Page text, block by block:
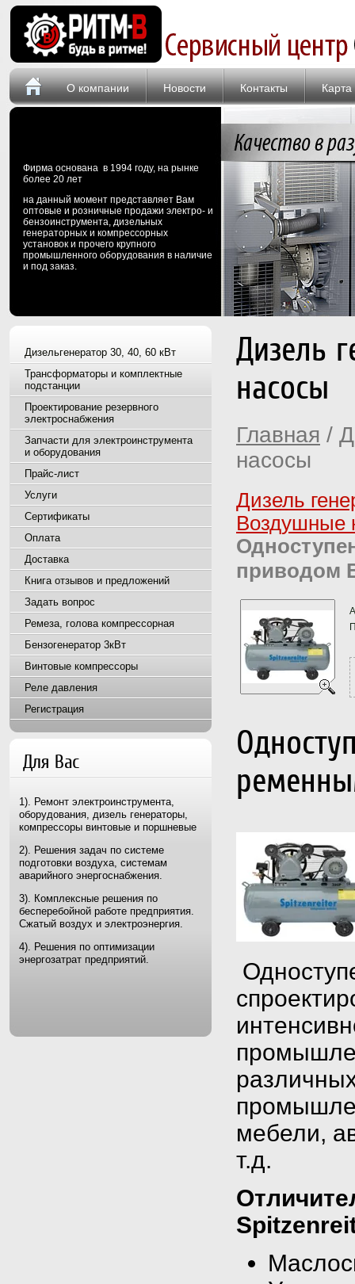
О компании Новости Контакты Карта
Фирма основана в 1994 году, на рынке
более 20 лет
на данный момент представляет Вам
оптовые и розничные продажи электро- и
бензоинструмента, дизельных
генераторных и компрессорных
установок и прочего крупного
промышленного оборудования в наличие
и под заказ.
Дизельгенератор 30, 40, 60 кВт
Трансформаторы и комплектные
подстанции
Проектирование резервного
электроснабжения
Запчасти для электроинструмента
и оборудования
Прайс-лист
Услуги
Сертификаты
Оплата
Доставка
Книга отзывов и предложений
Задать вопрос
Ремеза, голова компрессорная
Бензогенератор 3кВт
Винтовые компрессоры
Реле давления
Регистрация
Для Вас
1). Ремонт электроинструмента,
оборудования, дизель генераторы,
компрессоры винтовые и поршневые
2). Решения задач по системе
подготовки воздуха, системам
аварийного энергоснабжения.
3). Комплексные решения по
бесперебойной работе предприятия.
Сжатый воздух и электроэнергия.
4). Решения по оптимизации
энергозатрат предприятий.
Дизель
насосы
Главная /
насосы
Дизель
Воздушные
приводом
мебели,
т.д.